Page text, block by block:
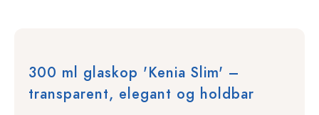
300 ml glaskop 'Kenia Slim' –
transparent, elegant og holdbar